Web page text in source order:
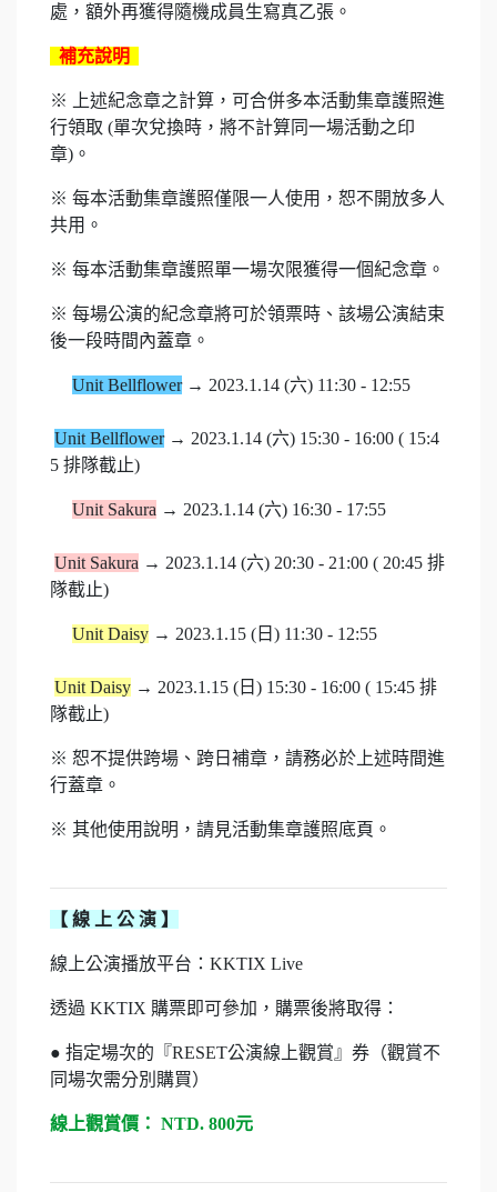
處，額外再獲得隨機成員生寫真乙張。
補充說明
※ 上述紀念章之計算，可合併多本活動集章護照進
行領取 (單次兌換時，將不計算同一場活動之印
章)。
※ 每本活動集章護照僅限一人使用，恕不開放多人
共用。
※ 每本活動集章護照單一場次限獲得一個紀念章。
※ 每場公演的紀念章將可於領票時、該場公演結束
後一段時間內蓋章。
Unit Bellflower→ 2023.1.14 (六) 11:30 - 12:55
Unit Bellflower→ 2023.1.14 (六) 15:30 - 16:00 ( 15:4
5 排隊截止)
Unit Sakura → 2023.1.14 (六) 16:30 - 17:55
Unit Sakura → 2023.1.14 (六) 20:30 - 21:00 ( 20:45 排
隊截止)
Unit Daisy → 2023.1.15 (日) 11:30 - 12:55
Unit Daisy → 2023.1.15 (日) 15:30 - 16:00 ( 15:45 排
隊截止)
※ 恕不提供跨場、跨日補章，請務必於上述時間進
行蓋章。
※ 其他使用說明，請見活動集章護照底頁。
【 線 上 公 演 】
線上公演播放平台：KKTIX Live
透過 KKTIX 購票即可參加， 購票後將取得：
● 指定場次的『RESET公演線上觀賞』券（觀賞不
同場次需分別購買）
線上觀賞價： NTD. 800元